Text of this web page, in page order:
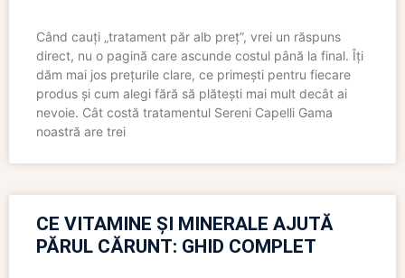
Când cauți „tratament păr alb preț”, vrei un răspuns
direct, nu o pagină care ascunde costul până la final. Îți
dăm mai jos prețurile clare, ce primești pentru fiecare
produs și cum alegi fără să plătești mai mult decât ai
nevoie. Cât costă tratamentul Sereni Capelli Gama
noastră are trei
CE VITAMINE ȘI MINERALE AJUTĂ
PĂRUL CĂRUNT: GHID COMPLET